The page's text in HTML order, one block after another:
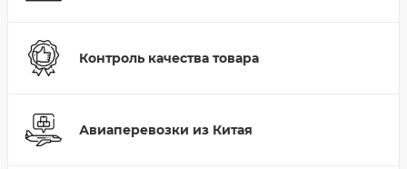
Контроль качества товара
Авиаперевозки из Китая